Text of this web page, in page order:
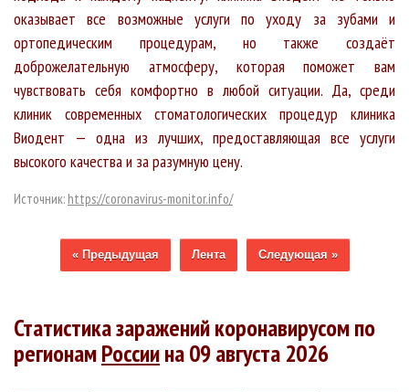
оказывает все возможные услуги по уходу за зубами и
ортопедическим процедурам, но также создаёт
доброжелательную атмосферу, которая поможет вам
чувствовать себя комфортно в любой ситуации. Да, среди
клиник современных стоматологических процедур клиника
Виодент — одна из лучших, предоставляющая все услуги
высокого качества и за разумную цену.
Источник: https://coronavirus-monitor.info/
« Предыдущая Лента Следующая »
Статистика заражений коронавирусом по
регионамРоссиина 09 августа 2026